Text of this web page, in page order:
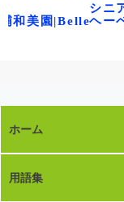
和美園|Belle
シニ
ヘー
ホーム
用語集